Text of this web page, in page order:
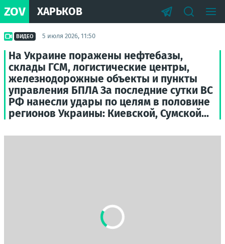
ZOV ХАРЬКОВ
ВИДЕО 5 июля 2026, 11:50
На Украине поражены нефтебазы,
склады ГСМ, логистические центры,
железнодорожные объекты и пункты
управления БПЛА За последние сутки ВС
РФ нанесли удары по целям в половине
регионов Украины: Киевской, Сумской...